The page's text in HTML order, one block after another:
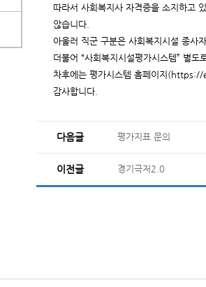
따라서 사회복지사 자격증을 소지하고
않습니다.
아울러 직군 구분은 사회복지시설 종사
더불어 “사회복지시설평가시스템” 별도
차후에는 평가시스템 홈페이지
감사합니다.
다음글 평가지표 문의
이전글 경기극저2.0